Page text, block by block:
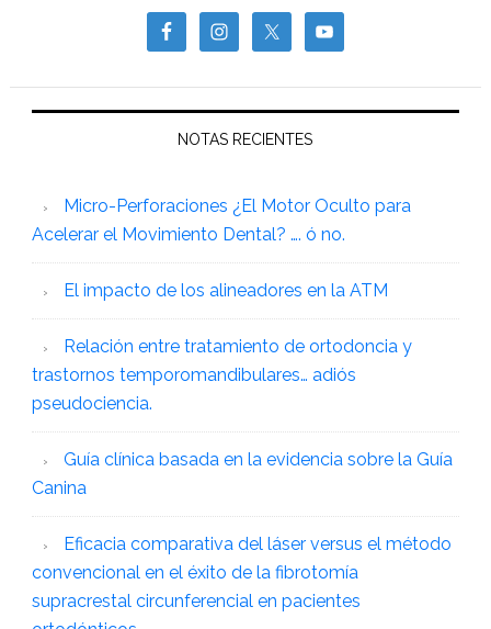
NOTAS RECIENTES
Micro-Perforaciones ¿El Motor Oculto para
Acelerar el Movimiento Dental? …. ó no.
El impacto de los alineadores en la ATM
Relación entre tratamiento de ortodoncia y
trastornos temporomandibulares… adiós
pseudociencia.
Guía clínica basada en la evidencia sobre la Guía
Canina
Eficacia comparativa del láser versus el método
convencional en el éxito de la fibrotomía
supracrestal circunferencial en pacientes